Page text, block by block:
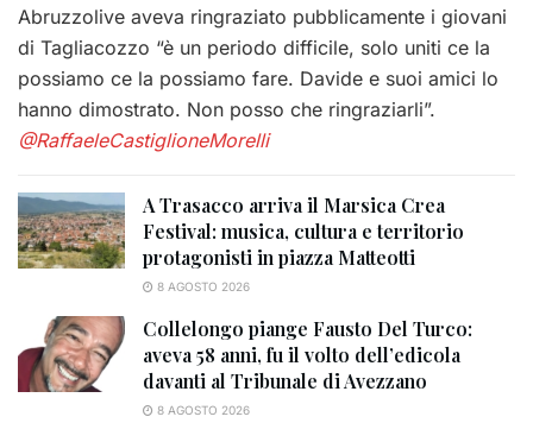
Abruzzolive aveva ringraziato pubblicamente i giovani
di Tagliacozzo “è un periodo difficile, solo uniti ce la
possiamo ce la possiamo fare. Davide e suoi amici lo
hanno dimostrato. Non posso che ringraziarli”.
@RaffaeleCastiglioneMorelli
A Trasacco arriva il Marsica Crea
Festival: musica, cultura e territorio
protagonisti in piazza Matteotti
8 AGOSTO 2026
Collelongo piange Fausto Del Turco:
aveva 58 anni, fu il volto dell’edicola
davanti al Tribunale di Avezzano
8 AGOSTO 2026